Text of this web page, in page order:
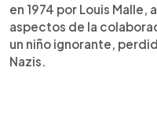
en 1974 por Louis Malle,
aspectos de la
un niño ignorante,
Nazis.